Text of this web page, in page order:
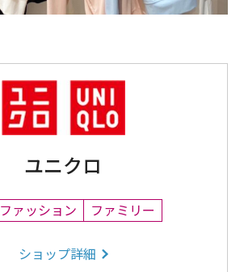
ユニクロ
ファッション ファミリー
ショップ詳細